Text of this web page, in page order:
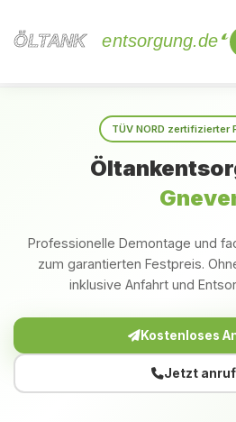
ÖLTANK
ÖLTANK entsorgung.de
TÜV NORD zertifizierter
Professionelle Demontage und
zum garantierten Festpreis.
inklusive Anfahrt und
Kostenloses
Jetzt